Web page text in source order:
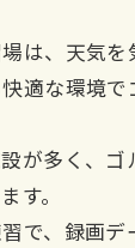
は、天気を
適な環境で
が多く、ゴ
す。
で、録画デ